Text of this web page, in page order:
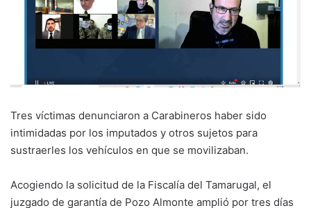
Tres víctimas denunciaron a Carabineros haber sido
intimidadas por los imputados y otros sujetos para
sustraerles los vehículos en que se movilizaban.
Acogiendo la solicitud de la Fiscalía del Tamarugal, el
juzgado de garantía de Pozo Almonte amplió por tres días